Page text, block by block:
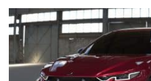
¡Atención!
Mitsubishi
no
revivirá
al